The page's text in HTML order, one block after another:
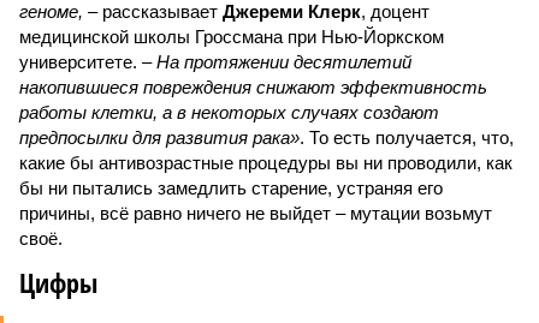
геноме, – рассказывает Джереми Клерк, доцент
медицинской школы Гроссмана при Нью-Йоркском
университете. – На протяжении десятилетий
накопившиеся повреждения снижают эффективность
работы клетки, а в некоторых случаях создают
предпосылки для развития рака». То есть получается, что,
какие бы антивозрастные процедуры вы ни проводили, как
бы ни пытались замедлить старение, устраняя его
причины, всё равно ничего не выйдет – мутации возьмут
своё.
Цифры